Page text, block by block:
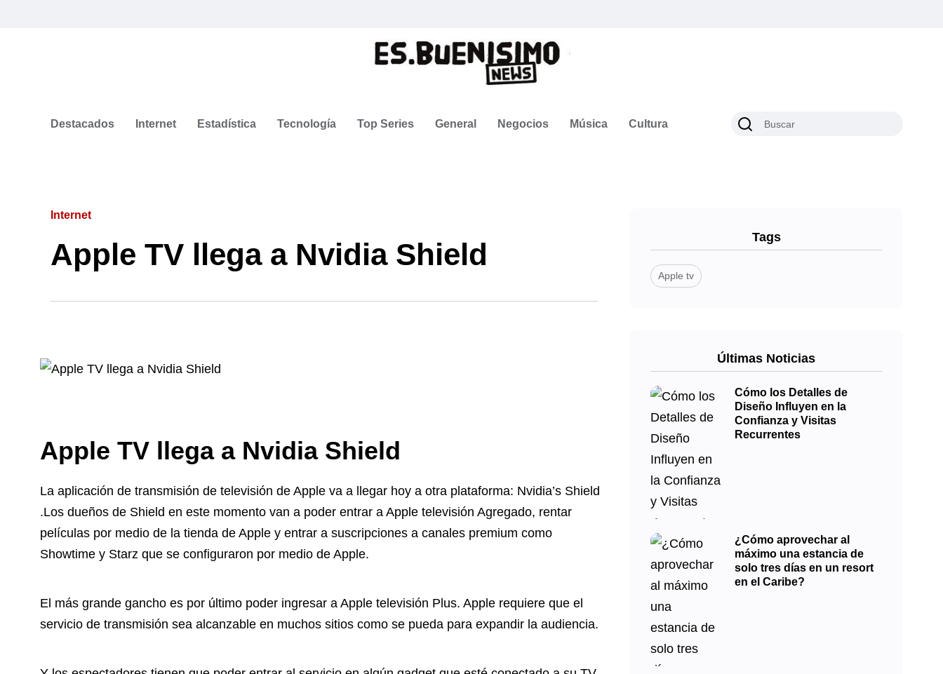
Destacados Internet Estadística Tecnología Top Series General Negocios Música Cultura
Internet
Apple TV llega a Nvidia Shield
Apple TV llega a Nvidia Shield
La aplicación de transmisión de televisión de Apple va a llegar hoy a otra plataforma: Nvidia’s Shield
.Los dueños de Shield en este momento van a poder entrar a Apple televisión Agregado, rentar
películas por medio de la tienda de Apple y entrar a suscripciones a canales premium como
Showtime y Starz que se configuraron por medio de Apple.
El más grande gancho es por último poder ingresar a Apple televisión Plus. Apple requiere que el
servicio de transmisión sea alcanzable en muchos sitios como se pueda para expandir la audiencia.
Tags
Apple tv
Últimas Noticias
Cómo los Detalles de
Diseño Influyen en la
Confianza y Visitas
Recurrentes
¿Cómo aprovechar al
máximo una estancia de
solo tres días en un resort
en el Caribe?